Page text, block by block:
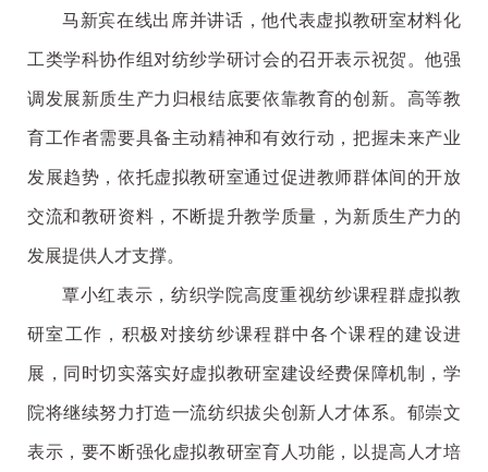
马新宾在线出席并讲话，他代表虚拟教研室材料化
工类学科协作组对纺纱学研讨会的召开表示祝贺。他强
调发展新质生产力归根结底要依靠教育的创新。高等教
育工作者需要具备主动精神和有效行动，把握未来产业
发展趋势，依托虚拟教研室通过促进教师群体间的开放
交流和教研资料，不断提升教学质量，为新质生产力的
发展提供人才支撑。
覃小红表示，纺织学院高度重视纺纱课程群虚拟教
研室工作，积极对接纺纱课程群中各个课程的建设进
展，同时切实落实好虚拟教研室建设经费保障机制，学
院将继续努力打造一流纺织拔尖创新人才体系。郁崇文
表示，要不断强化虚拟教研室育人功能，以提高人才培